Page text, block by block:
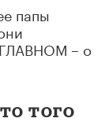
папы
ГЛАВНОМ – о
того